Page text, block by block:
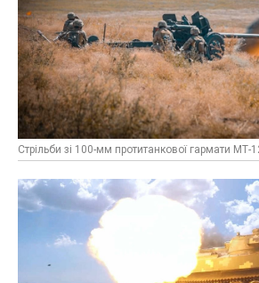
Стрільби зі 100-мм протитанкової гармати МТ-